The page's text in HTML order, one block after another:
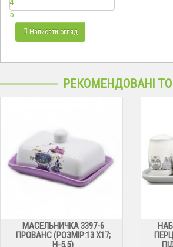
4
5
Написати огляд
РЕКОМЕНДОВАНІ
МАСЕЛЬНИЧКА 3397-6
ПРОВАНС (РОЗМІР:13 Х17;
H-5,5)